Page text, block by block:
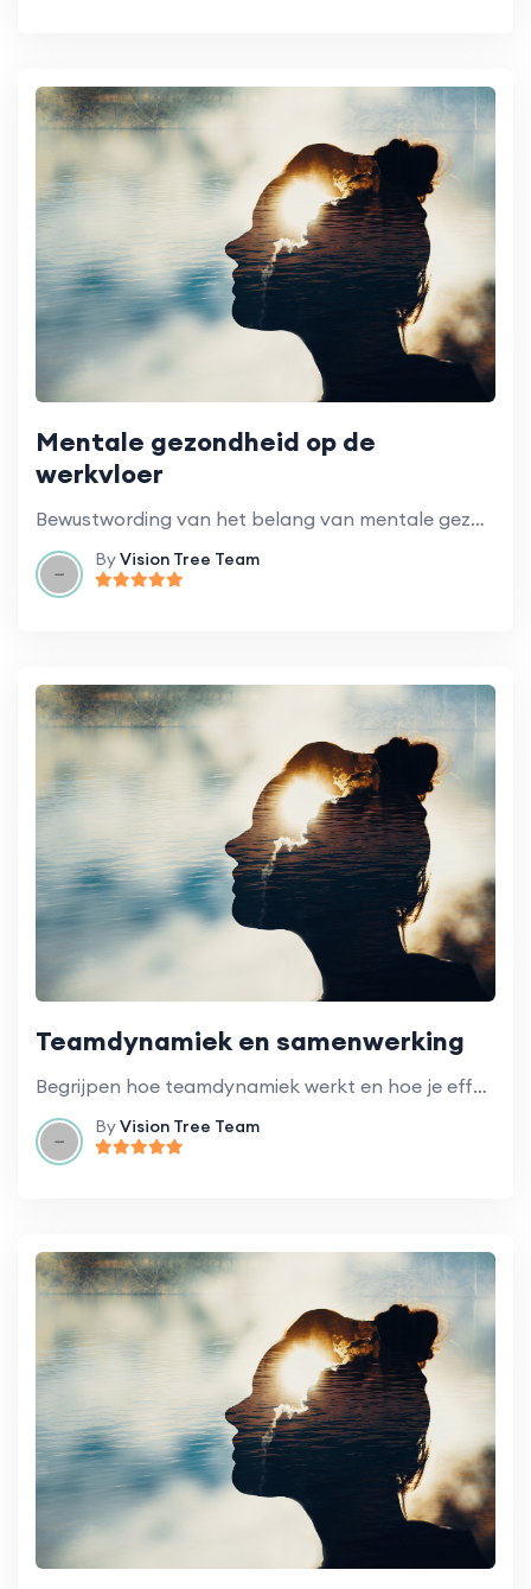
Mentale gezondheid op de
werkvloer
Bewustwording van het belang van mentale gezondheid en hoe je goed voor jezelf kunt zorgen in een veeleisende werkomgeving.
ByVision Tree Team
Teamdynamiek en samenwerking
Begrijpen hoe teamdynamiek werkt en hoe je effectieve samenwerking kunt bevorderen.
ByVision Tree Team